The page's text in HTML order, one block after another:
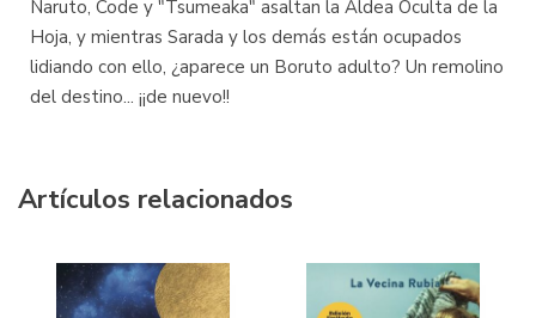
Naruto, Code y "Tsumeaka" asaltan la Aldea Oculta de la
Hoja, y mientras Sarada y los demás están ocupados
lidiando con ello, ¿aparece un Boruto adulto? Un remolino
del destino... ¡¡de nuevo!!
Artículos relacionados